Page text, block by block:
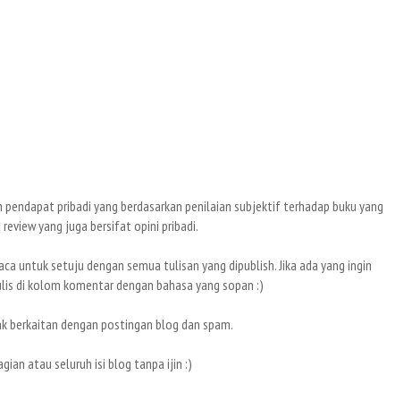
pendapat pribadi yang berdasarkan penilaian subjektif terhadap buku yang
yang juga bersifat opini pribadi.
untuk setuju dengan semua tulisan yang dipublish. Jika ada yang ingin
di kolom komentar dengan bahasa yang sopan :)
berkaitan dengan postingan blog dan spam.
atau seluruh isi blog tanpa ijin :)